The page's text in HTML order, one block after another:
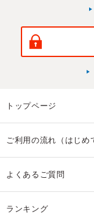
トップページ
ご利用の流れ（はじめ
よくあるご質問
ランキング